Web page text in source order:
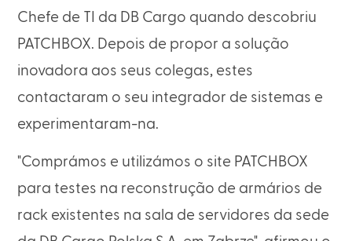
Chefe de TI da DB Cargo quando descobriu
PATCHBOX. Depois de propor a solução
inovadora aos seus colegas, estes
contactaram o seu integrador de sistemas e
experimentaram-na.
"Comprámos e utilizámos o site PATCHBOX
para testes na reconstrução de armários de
rack existentes na sala de servidores da sede